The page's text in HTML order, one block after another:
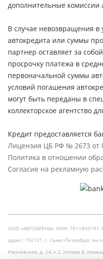
дополнительные комиссии
В случае невозвращения
автокредита или суммы
партнер оставляет за
просрочку платежа в
первоначальной суммы
условий погашения
могут быть переданы в
коллекторское агентство
Кредит предоставляется
Лицензия ЦБ РФ № 2673 от
Политика в отношении
Согласие на рекламную
ООО «АВТОАРЕНА», ИНН: 7811800191,
адрес: 192131, г. Санкт-Петербург,
Ивановская, д. 24, к.2, литера Б,